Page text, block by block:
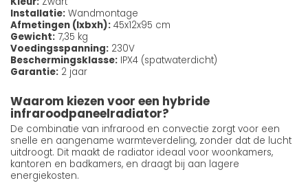
Installatie: Wandmontage
Afmetingen (lxbxh): 45x12x95 cm
Gewicht: 7,35 kg
Voedingsspanning: 230V
Beschermingsklasse: IPX4 (spatwaterdicht)
Garantie: 2 jaar
Waarom kiezen voor een hybride
infraroodpaneelradiator?
De combinatie van infrarood en convectie zorgt voor een
snelle en aangename warmteverdeling, zonder dat de lucht
uitdroogt. Dit maakt de radiator ideaal voor woonkamers,
kantoren en badkamers, en draagt bij aan lagere
energiekosten.